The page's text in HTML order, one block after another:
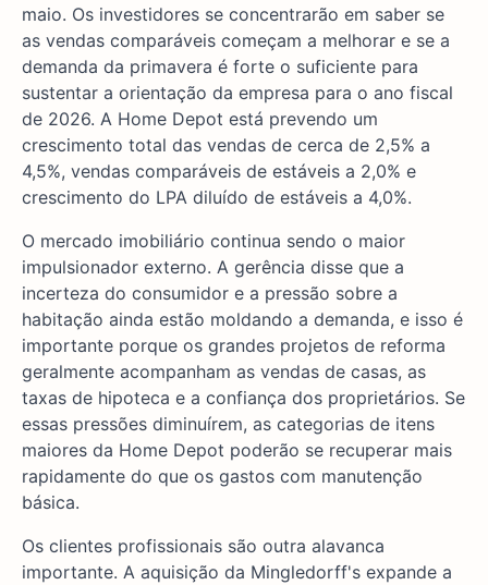
maio. Os investidores se concentrarão em saber se
as vendas comparáveis começam a melhorar e se a
demanda da primavera é forte o suficiente para
sustentar a orientação da empresa para o ano fiscal
de 2026. A Home Depot está prevendo um
crescimento total das vendas de cerca de 2,5% a
4,5%, vendas comparáveis de estáveis a 2,0% e
crescimento do LPA diluído de estáveis a 4,0%.
O mercado imobiliário continua sendo o maior
impulsionador externo. A gerência disse que a
incerteza do consumidor e a pressão sobre a
habitação ainda estão moldando a demanda, e isso é
importante porque os grandes projetos de reforma
geralmente acompanham as vendas de casas, as
taxas de hipoteca e a confiança dos proprietários. Se
essas pressões diminuírem, as categorias de itens
maiores da Home Depot poderão se recuperar mais
rapidamente do que os gastos com manutenção
básica.
Os clientes profissionais são outra alavanca
importante. A aquisição da Mingledorff's expande a